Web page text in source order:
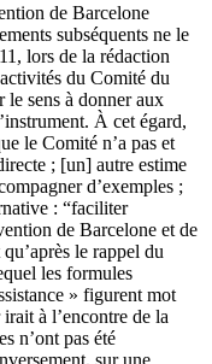
de Barcelone
subséquents ne le
lors de la rédaction
du Comité du
le sens à donner aux
À cet égard,
le Comité n’a pas et
; [un] autre estime
d’exemples ;
: “faciliter
de Barcelone et de
le rappel du
les formules
» figurent mot
à l’encontre de la
n’ont pas été
sur une